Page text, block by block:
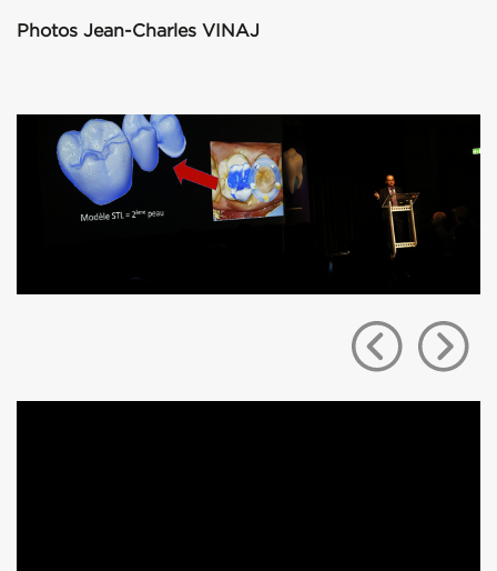
Photos Jean-Charles VINAJ